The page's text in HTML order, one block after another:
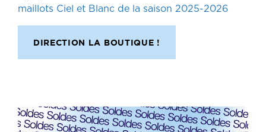
maillots Ciel et Blanc de la saison 2025-2026
DIRECTION LA BOUTIQUE !